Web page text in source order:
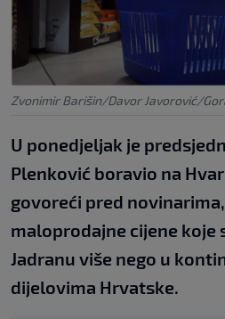
Zvonimir Barišin/Davor Javorović/
U ponedjeljak je
Plenković boravio na
govoreći pred
maloprodajne cijene koje
Jadranu više nego u
dijelovima Hrvatske.